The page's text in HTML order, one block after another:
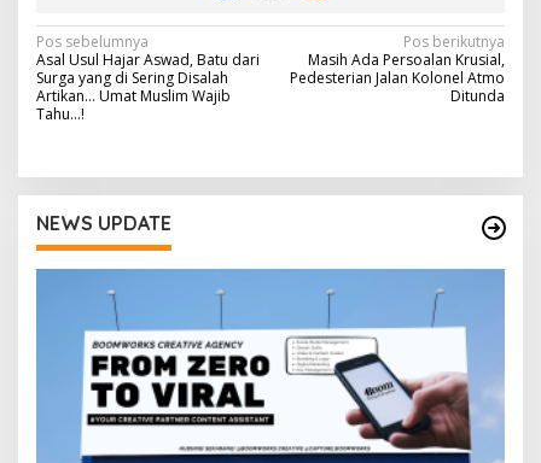
N
a
v
g
a
s
Pos sebelumnya
Asal Usul Hajar Aswad, Batu dari
Surga yang di Sering Disalah
Artikan… Umat Muslim Wajib
Tahu…!
Pos berikutnya
Masih Ada Persoalan Krusial,
Pedesterian Jalan Kolonel Atmo
Ditunda
NEWS UPDATE